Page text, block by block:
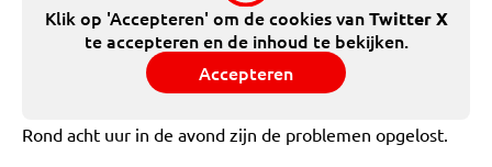
Klik op 'Accepteren' om de cookies vanTwitter X
te accepteren en de inhoud te bekijken.
Accepteren
Rond acht uur in de avond zijn de problemen opgelost.